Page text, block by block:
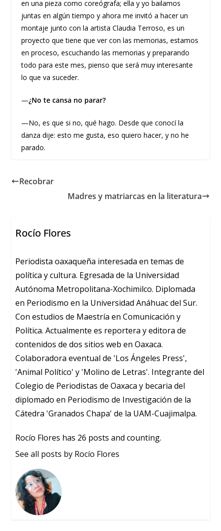
en una pieza como coreógrafa; ella y yo bailamos
juntas en algún tiempo y ahora me invitó a hacer un
montaje junto con la artista Claudia Terroso, es un
proyecto que tiene que ver con las memorias, estamos
en proceso, escuchando las memorias y preparando
todo para este mes, pienso que será muy interesante
lo que va suceder.
—¿No te cansa no parar?
—No, es que si no, qué hago. Desde que conocí la
danza dije: esto me gusta, eso quiero hacer, y no he
parado.
Recobrar
Madres y matriarcas en la literatura
Rocío Flores
Periodista oaxaqueña interesada en temas de
política y cultura. Egresada de la Universidad
Autónoma Metropolitana-Xochimilco. Diplomada
en Periodismo en la Universidad Anáhuac del Sur.
Con estudios de Maestría en Comunicación y
Política. Actualmente es reportera y editora de
contenidos de dos sitios web en Oaxaca.
Colaboradora eventual de 'Los Ángeles Press',
'Animal Político' y 'Molino de Letras'. Integrante del
Colegio de Periodistas de Oaxaca y becaria del
diplomado en Periodismo de Investigación de la
Cátedra 'Granados Chapa' de la UAM-Cuajimalpa.
Rocío Flores has 26 posts and counting.
See all posts by Rocío Flores